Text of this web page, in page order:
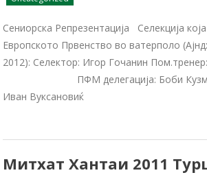
Сениорска Репрезентација Селекција
Европското Првенство во ватерполо
2012): Селектор: Игор Гочанин
ПФМ делегација: Боби
Иван Вуксановиќ
Митхат Хантаи 2011